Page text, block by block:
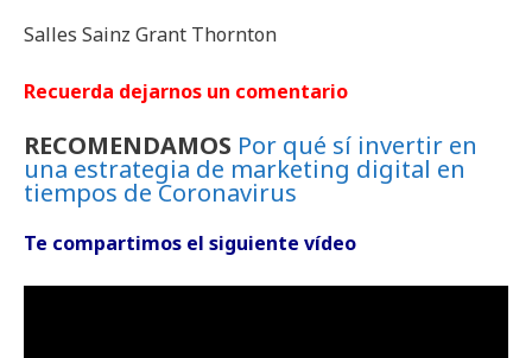
Salles Sainz Grant Thornton
Recuerda dejarnos un comentario
RECOMENDAMOS Por qué sí invertir en
una estrategia de marketing digital en
tiempos de Coronavirus
Te compartimos el siguiente vídeo